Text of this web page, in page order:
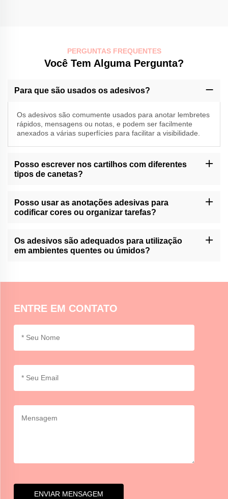
PERGUNTAS FREQUENTES
Você Tem Alguma Pergunta?
Para que são usados os adesivos?
Os adesivos são comumente usados para anotar lembretes
rápidos, mensagens ou notas, e podem ser facilmente
anexados a várias superfícies para facilitar a visibilidade.
Posso escrever nos cartilhos com diferentes
tipos de canetas?
com vários tipos de canetas, incluindo canetas de esferográfica,
gel e marcador. É aconselhável testar se há manchas ou
sangramento em superfícies específicas.
Posso usar as anotações adesivas para
codificar cores ou organizar tarefas?
codificação de cores ou organização de tarefas, permitindo que
os usuários categorizem e priorizem informações de maneira
visual e conveniente.
Os adesivos são adequados para utilização
em ambientes quentes ou úmidos?
extremas podem afectar as propriedades adesivas, por isso é
ENTRE EM CONTATO
ENVIAR MENSAGEM